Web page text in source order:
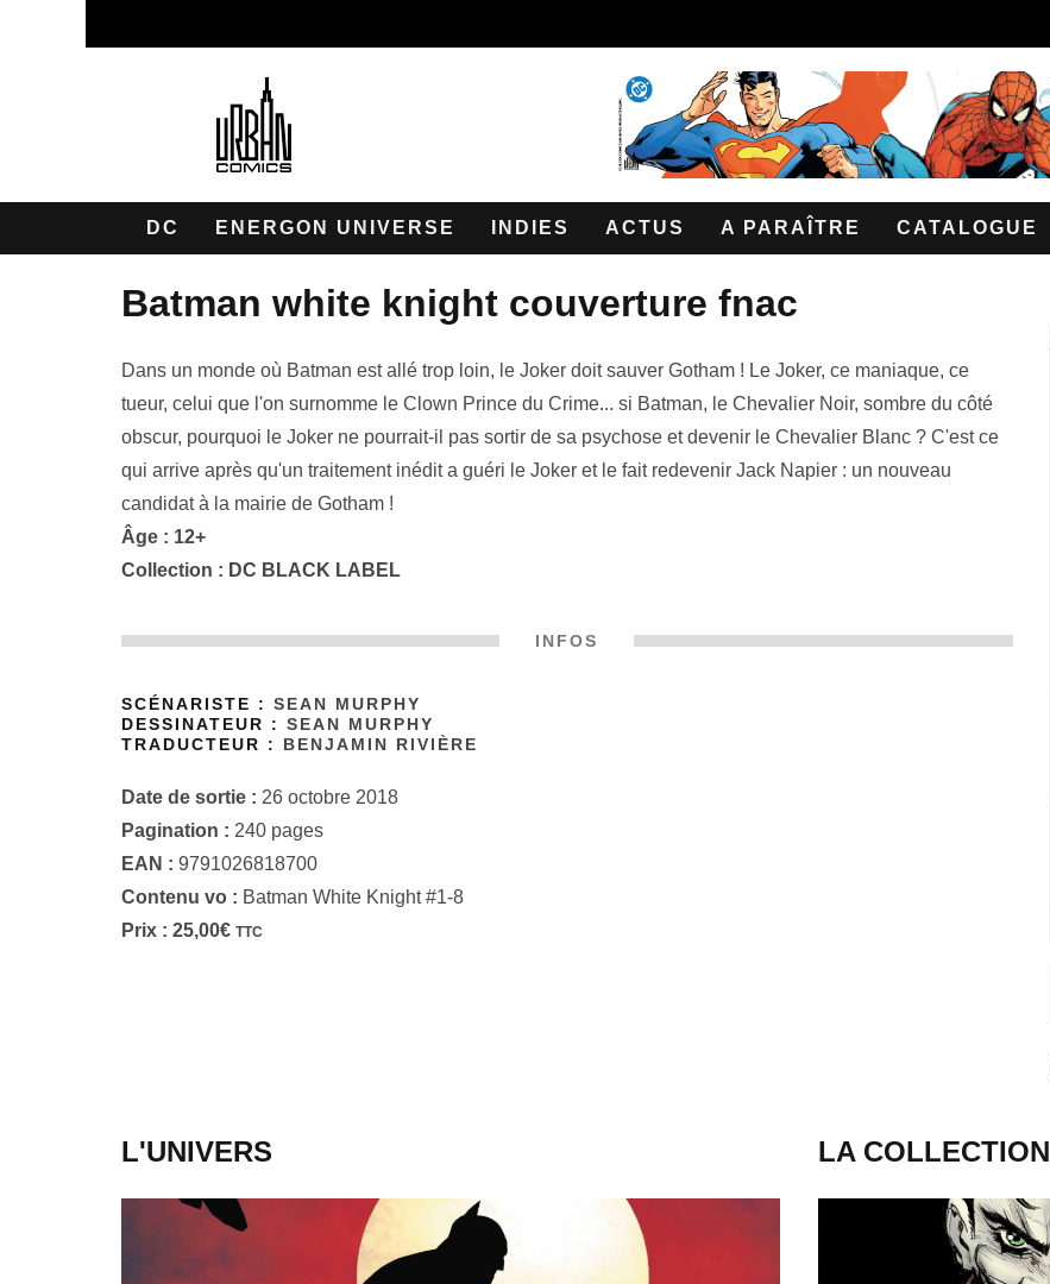
DC ENERGON UNIVERSE INDIES ACTUS A PARAÎTRE CATALOGUE
batman white knight couverture fnac
Dans un monde où Batman est allé trop loin, le Joker doit sauver Gotham ! Le Joker, ce maniaque, ce
tueur, celui que l'on surnomme le Clown Prince du Crime... si Batman, le Chevalier Noir, sombre du côté
obscur, pourquoi le Joker ne pourrait-il pas sortir de sa psychose et devenir le Chevalier Blanc ? C'est ce
qui arrive après qu'un traitement inédit a guéri le Joker et le fait redevenir Jack Napier : un nouveau
candidat à la mairie de Gotham !
Âge : 12+
Collection : DC BLACK LABEL
INFOS
SCÉNARISTE : SEAN MURPHY
DESSINATEUR : SEAN MURPHY
TRADUCTEUR :
BENJAMIN RIVIÈRE
Date de sortie : 26 octobre 2018
Pagination : 240 pages
EAN : 9791026818700
Contenu vo : Batman White Knight #1-8
Prix : 25,00€ TTC
L'UNIVERS LA COLLECTION